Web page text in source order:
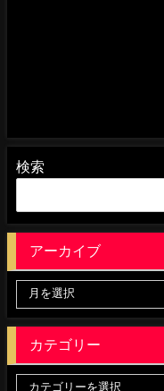
検索
アーカイブ
カテゴリー